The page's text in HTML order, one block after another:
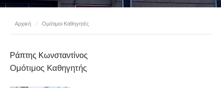
Αρχική / Ομότιμοι Καθηγητές
Ράπτης Κωνσταντίνος
Ομότιμος Καθηγητής